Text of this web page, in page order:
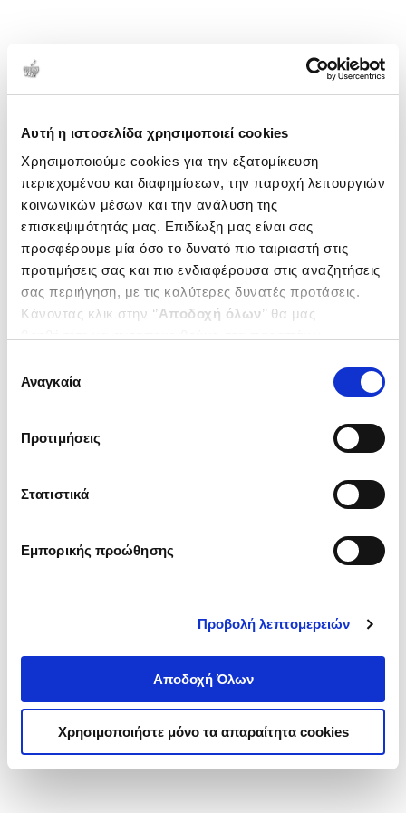
Αυτή η ιστοσελίδα χρησιμοποιεί cookies
Χρησιμοποιούμε cookies για την εξατομίκευση
περιεχομένου και διαφημίσεων, την παροχή λειτουργιών
κοινωνικών μέσων και την ανάλυση της
επισκεψιμότητάς μας. Επιδίωξη μας είναι σας
προσφέρουμε μία όσο το δυνατό πιο ταιριαστή στις
προτιμήσεις σας και πιο ενδιαφέρουσα στις αναζητήσεις
σας περιήγηση, με τις καλύτερες δυνατές προτάσεις.
Κάνοντας κλικ στην ‘’Αποδοχή όλων’’ θα μας
ενδιαφέρουν και να επιλέξετε από τα παρακάτω με την
΄΄και να ενημερωθείτε σχετικά με
συγκατάθεσης
Αναγκαία
Προτιμήσεις
Στατιστικά
Εμπορικής προώθησης
Προβολή λεπτομερειών
Αποδοχή Όλων
Χρησιμοποιήστε μόνο τα απαραίτητα cookies